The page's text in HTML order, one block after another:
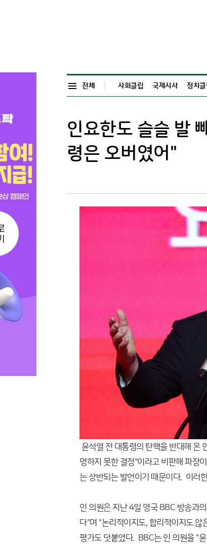
전체 사회클립 국제시사 정치
인요한도 슬슬 발
령은 오버였어"
윤석열 전 대통령의 탄핵을 반대해 온
명하지 못한 결정"이라고 비판해 파장
는 상반되는 발언이기 때문이다. 이러
인 의원은 지난 4일 영국 BBC 방송과
다"며 "논리적이지도, 합리적이지도
평가도 덧붙였다. BBC는 인 의원을 "